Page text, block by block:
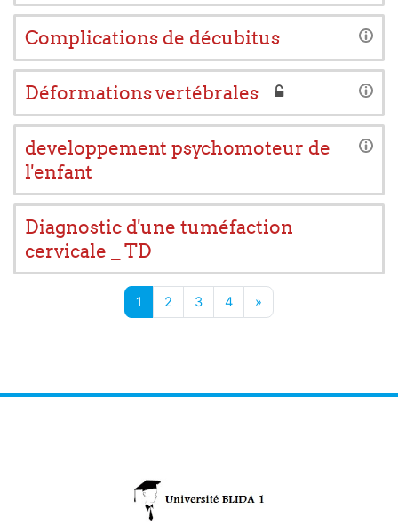
Complications de décubitus
Déformations vertébrales
developpement psychomoteur de
l'enfant
Diagnostic d'une tuméfaction
cervicale _ TD
1 Page 1
2 Page 2
3Page 3
4Page 4
»